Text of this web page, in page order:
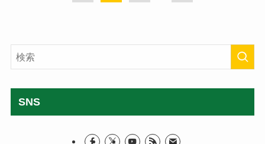
SNS